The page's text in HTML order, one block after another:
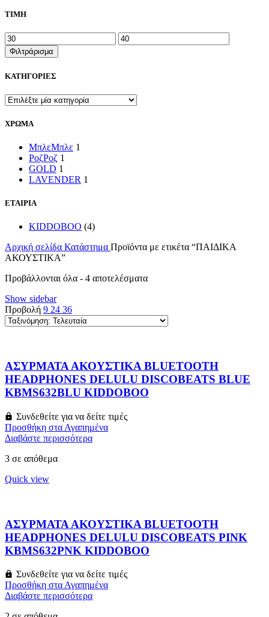
ΤΙΜΗ
Ελάχιστη
τιμή
Μέγιστη
τιμή
Φιλτράρισμα
ΚΑΤΗΓΟΡΙΕΣ
ΧΡΩΜΑ
ΜπλεΜπλε 1
ΡοζΡοζ 1
GOLD 1
LAVENDER 1
ΕΤΑΙΡΙΑ
KIDDOBOO (4)
Αρχική σελίδα Κατάστημα Προϊόντα με ετικέτα “ΠΑΙΔΙΚΑ
ΑΚΟΥΣΤΙΚΑ”
Προβάλλονται όλα - 4 αποτελέσματαSorted
Show sidebar
Προβολή 9 24 36
ΑΣΥΡΜΑΤΑ ΑΚΟΥΣΤΙΚΑ BLUETOOTH
HEADPHONES DELULU DISCOBEATS BLUE
KBMS632BLU KIDDOBOO
Συνδεθείτε για να δείτε τιμές
Προσθήκη στα Αγαπημένα
Διαβάστε περισσότερα
3 σε απόθεμα
Quick view
ΑΣΥΡΜΑΤΑ ΑΚΟΥΣΤΙΚΑ BLUETOOTH
HEADPHONES DELULU DISCOBEATS PINK
KBMS632PNK KIDDOBOO
Συνδεθείτε για να δείτε τιμές
Προσθήκη στα Αγαπημένα
Διαβάστε περισσότερα